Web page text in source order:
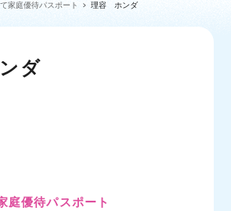
家庭優待パスポート 理容 ホンダ
ダ
庭優待パスポート